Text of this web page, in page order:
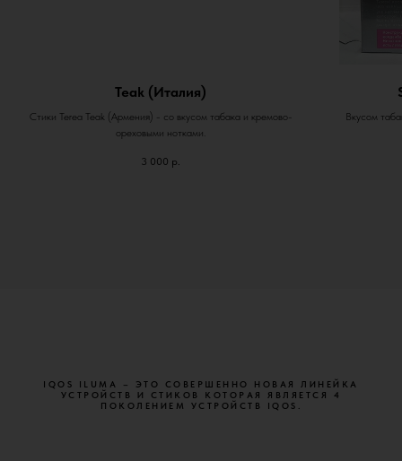
Teak (Италия)
Стики Terea Teak (Армения) - со вкусом табака и кремово-
ореховыми нотками.
3 000 р.
Вкусом
IQOS ILUMA – ЭТО СОВЕРШЕННО НОВАЯ ЛИНЕЙКА
УСТРОЙСТВ И СТИКОВ КОТОРАЯ ЯВЛЯЕТСЯ 4
ПОКОЛЕНИЕМ УСТРОЙСТВ IQOS.